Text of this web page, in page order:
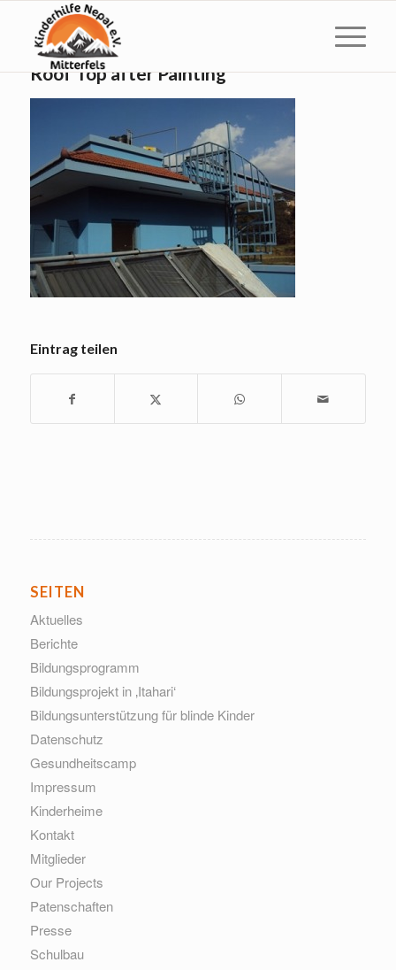
Roof Top after Painting
Eintrag teilen
SEITEN
Aktuelles
Berichte
Bildungsprogramm
Bildungsprojekt in ‚Itahari‘
Bildungsunterstützung für blinde Kinder
Datenschutz
Gesundheitscamp
Impressum
Kinderheime
Kontakt
Mitglieder
Our Projects
Patenschaften
Presse
Schulbau